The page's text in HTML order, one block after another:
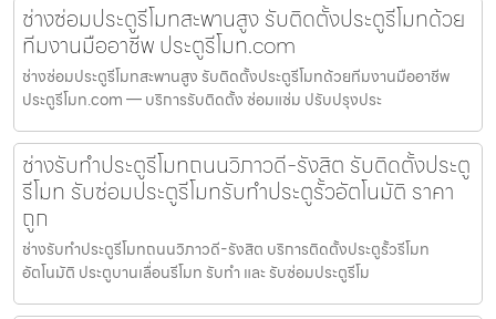
ช่างซ่อมประตูรีโมทสะพานสูง รับติดตั้งประตูรีโมทด้วย
ทีมงานมืออาชีพ ประตูรีโมท.com
ช่างซ่อมประตูรีโมทสะพานสูง รับติดตั้งประตูรีโมทด้วยทีมงานมืออาชีพ
ประตูรีโมท.com — บริการรับติดตั้ง ซ่อมแซ่ม ปรับปรุงประ
ช่างรับทำประตูรีโมทถนนวิภาวดี-รังสิต รับติดตั้งประตู
รีโมท รับซ่อมประตูรีโมทรับทำประตูรั้วอัตโนมัติ ราคา
ถูก
ช่างรับทำประตูรีโมทถนนวิภาวดี-รังสิต บริการติดตั้งประตูรั้วรีโมท
อัตโนมัติ ประตูบานเลื่อนรีโมท รับทำ และ รับซ่อมประตูรีโม